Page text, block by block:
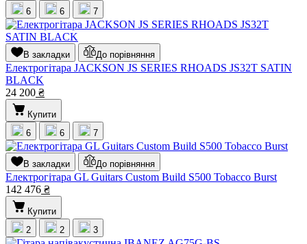
6
6 7
В закладки До порівняння
Електрогітара JACKSON JS SERIES RHOADS JS32T SATIN
BLACK
24 200 ₴
Купити
6
6 7
В закладки До порівняння
Електрогітара GL Guitars Custom Build S500 Tobacco Burst
142 476 ₴
Купити
2
2 3